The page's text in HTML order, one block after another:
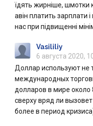
їдять жирніше, шмотки
авін платить зарплати
нас при підвищенні
Vasililiy
6 августа 2020,
Доллар используют не
международных
долларов в мире около
сверху вряд ли
более в период